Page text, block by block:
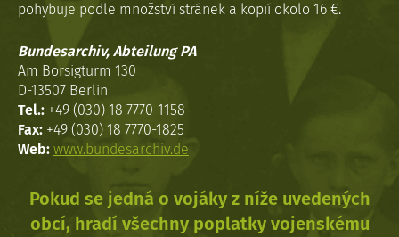
pohybuje podle množství stránek a kopií okolo 16 €.
Bundesarchiv, Abteilung PA
Am Borsigturm 130
D-13507 Berlin
Tel.: +49 (030) 18 7770-1158
Fax: +49 (030) 18 7770-1825
Web: www.bundesarchiv.de
Pokud se jedná o vojáky z níže uvedených
obcí, hradí všechny poplatky vojenskému